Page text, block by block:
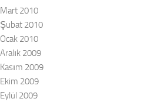
Mart 2010
Şubat 2010
Ocak 2010
Aralık 2009
Kasım 2009
Ekim 2009
Eylül 2009